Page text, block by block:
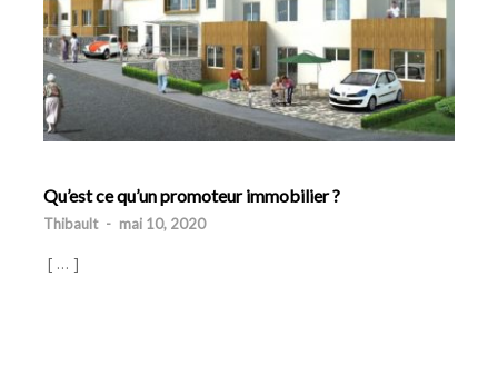
Qu’est ce qu’un promoteur immobilier ?
Thibault - mai 10, 2020
[ … ]